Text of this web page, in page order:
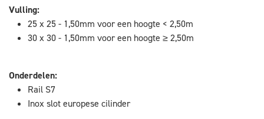
Vulling:
25 x 25 - 1,50mm voor een hoogte < 2,50m
30 x 30 - 1,50mm voor een hoogte ≥ 2,50m
Onderdelen:
Rail S7
Inox slot europese cilinder